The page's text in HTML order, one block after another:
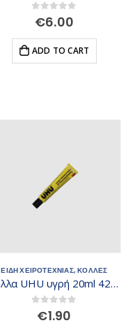
out of 5
€6.00
ADD TO CART
ΕΙΔΗ ΧΕΙΡΟΤΕΧΝΙΑΣ,ΚΟΛΛΕΣ
Κόλλα UHU υγρή 20ml 428704
out of 5
€1.90